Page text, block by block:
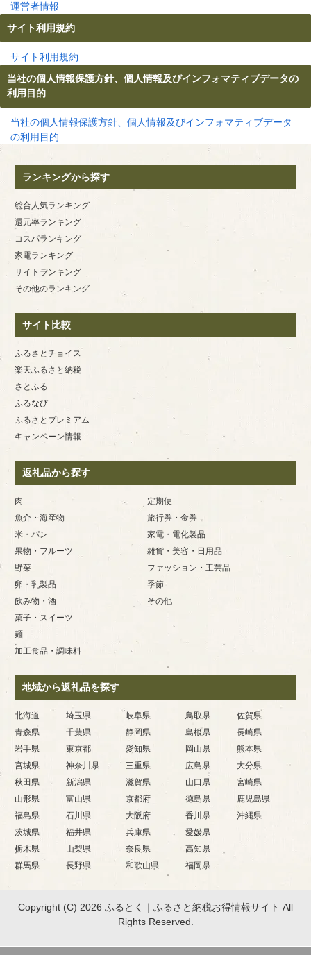
運営者情報
サイト利用規約
サイト利用規約
当社の個人情報保護方針、個人情報及びインフォマティブデータの
利用目的
当社の個人情報保護方針、個人情報及びインフォマティブデータ
の利用目的
ランキングから探す
総合人気ランキング
還元率ランキング
コスパランキング
家電ランキング
サイトランキング
その他のランキング
サイト比較
ふるさとチョイス
楽天ふるさと納税
さとふる
ふるなび
ふるさとプレミアム
キャンペーン情報
返礼品から探す
肉
魚介・海産物
米・パン
果物・フルーツ
野菜
卵・乳製品
飲み物・酒
菓子・スイーツ
麺
加工食品・調味料
定期便
旅行券・金券
家電・電化製品
雑貨・美容・日用品
ファッション・工芸品
季節
その他
地域から返礼品を探す
北海道
青森県
岩手県
宮城県
秋田県
山形県
福島県
茨城県
栃木県
群馬県
埼玉県
千葉県
東京都
神奈川県
新潟県
富山県
石川県
福井県
山梨県
長野県
岐阜県
静岡県
愛知県
三重県
滋賀県
京都府
大阪府
兵庫県
奈良県
和歌山県
鳥取県
島根県
岡山県
広島県
山口県
徳島県
香川県
愛媛県
高知県
福岡県
佐賀県
長崎県
熊本県
大分県
宮崎県
鹿児島県
沖縄県
Copyright (C) 2026 ふるとく｜ふるさと納税お得情報サイト All
Rights Reserved.